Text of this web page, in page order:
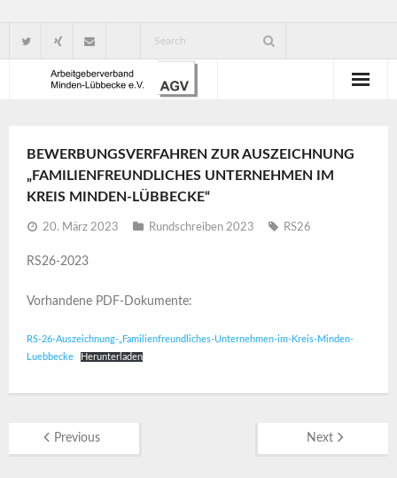
Verbandsorganisation
Ansprechpartner
BEWERBUNGSVERFAHREN ZUR AUSZEICHNUNG
„FAMILIENFREUNDLICHES UNTERNEHMEN IM
KREIS MINDEN-LÜBBECKE“
20. März 2023 Rundschreiben 2023 RS26
RS26-2023
Vorhandene PDF-Dokumente:
RS-26-Auszeichnung-„Familienfreundliches-Unternehmen-im-Kreis-Minden-
Luebbecke
Herunterladen
Previous Next